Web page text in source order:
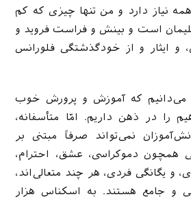
نیاز دارد و من تنها چیزی که کم
است و بینش و فراست فروید و
و ایثار و از خودگذشتگی فلورانس
می‌دانیم که آموزش و پرورش خوب
را در ذهن داریم. امّا متأسفانه،
نمی‌تواند صرفاً مبتنی بر
همچون دموکراسی، عشق، احترام،
و یگانگی فردی، هر چند متعالی‌اند،
و جامع هستند. به اسکناس هزار